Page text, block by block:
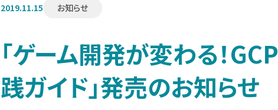
2019.11.15 お知らせ
「ゲーム開発が変わる！
践ガイド」発売のお知らせ